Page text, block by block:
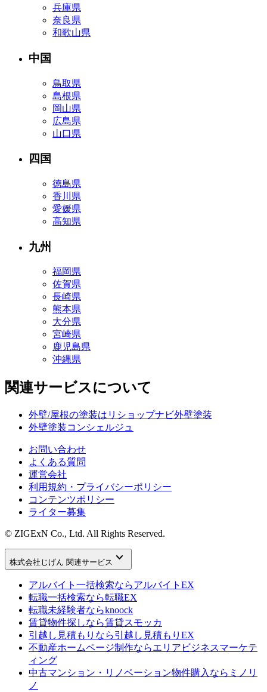
兵庫県
奈良県
和歌山県
中国
鳥取県
島根県
岡山県
広島県
山口県
四国
徳島県
香川県
愛媛県
高知県
九州
福岡県
佐賀県
長崎県
熊本県
大分県
宮崎県
鹿児島県
沖縄県
関連サービスについて
外壁/屋根の塗装はリショップナビ外壁塗装
外壁塗装コンシェルジュ
お問い合わせ
よくある質問
運営会社
利用規約・プライバシーポリシー
コンテンツポリシー
ライター募集
© ZIGExN Co., Ltd. All Rights Reserved.
株式会社じげん 関連サービス keyboard_arrow_down
アルバイト一括検索ならアルバイトEX
転職一括検索なら転職EX
転職未経験者ならknoock
賃貸物件探しなら賃貸スモッカ
引越し見積もりなら引越し見積もりEX
不動産ホームページ制作ならエリアビジネスマーケテ
ィング
中古マンション・リノベーション物件購入なら ミノリ
ノ